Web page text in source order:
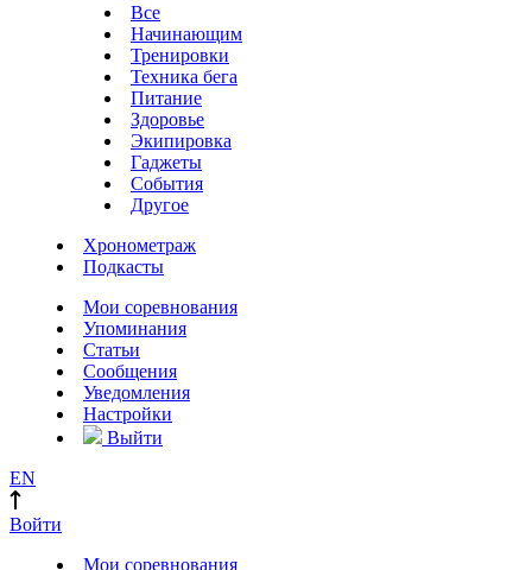
Все
Начинающим
Тренировки
Техника бега
Питание
Здоровье
Экипировка
Гаджеты
События
Другое
Хронометраж
Подкасты
Мои соревнования
Упоминания
Статьи
Сообщения
Уведомления
Настройки
Выйти
EN
Войти
Мои соревнования